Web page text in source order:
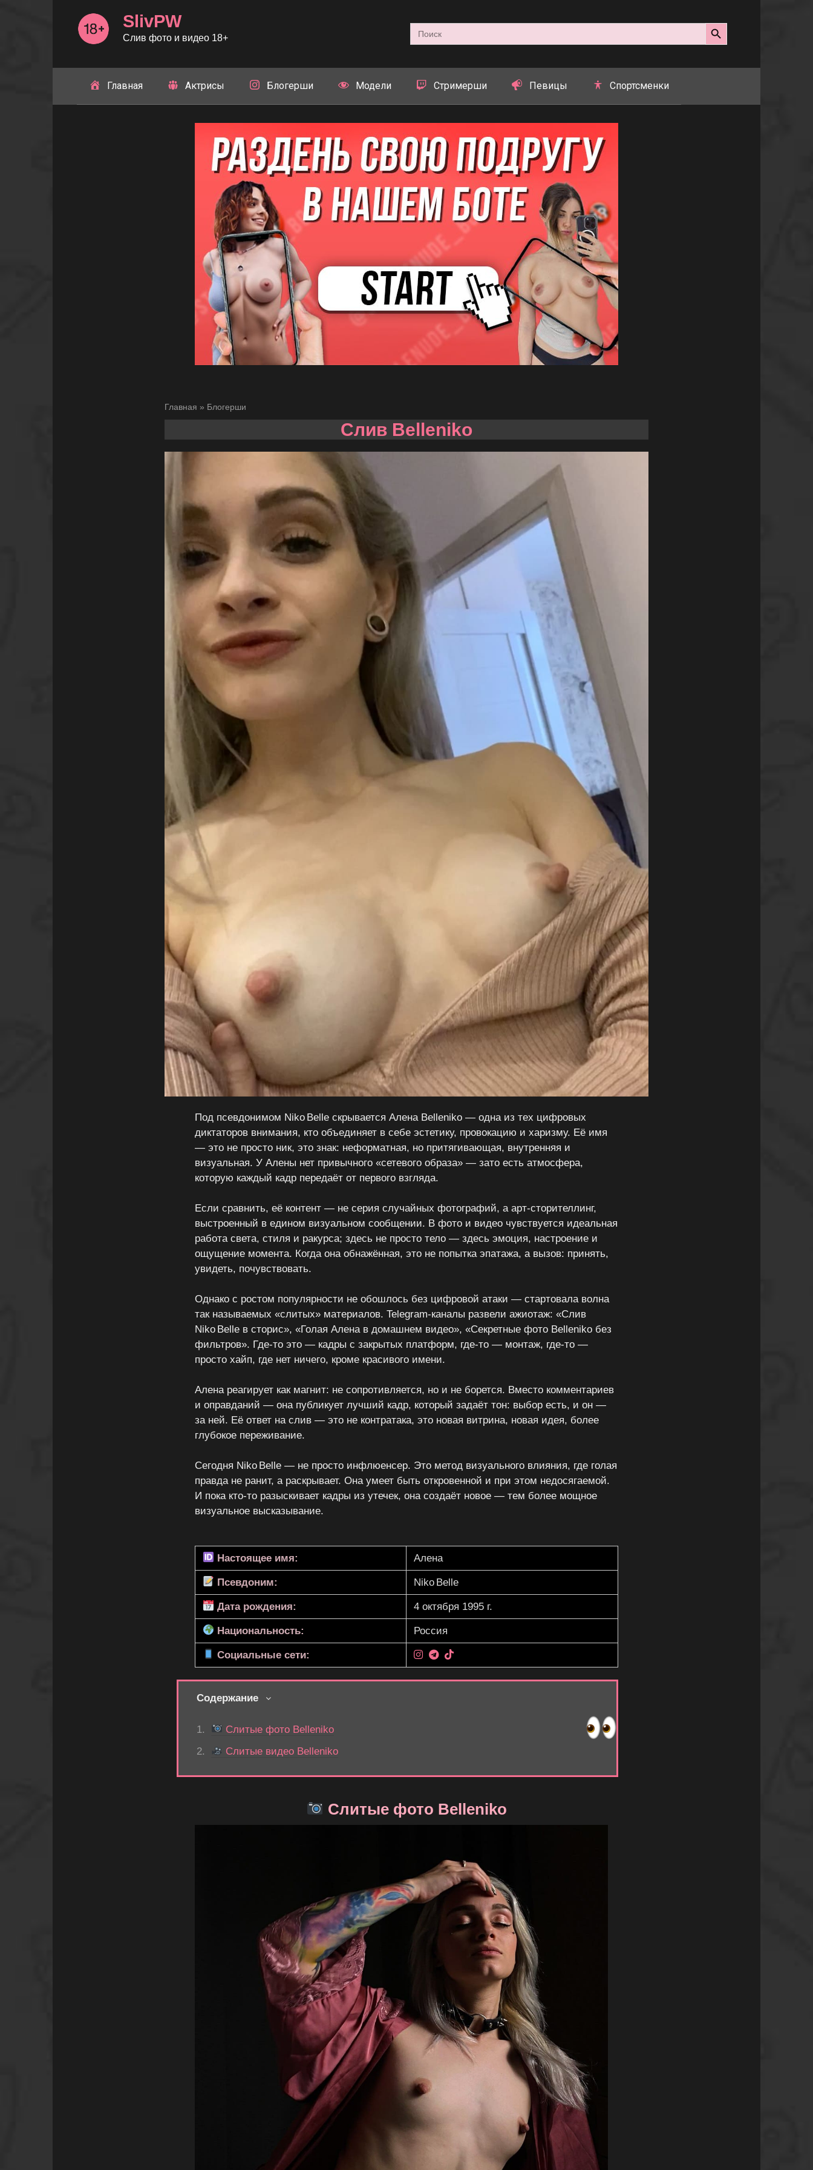
SlivPW
Слив фото и видео 18+
Search
for:
Search Button
Главная Актрисы Блогерши Модели Стримерши Певицы Спортсменки
Главная » Блогерши
Слив Belleniko
Под псевдонимом Niko Belle скрывается Алена Belleniko — одна из тех цифровых
диктаторов внимания, кто объединяет в себе эстетику, провокацию и харизму. Её имя
— это не просто ник, это знак: неформатная, но притягивающая, внутренняя и
визуальная. У Aлены нет привычного «сетевого образа» — зато есть атмосфера,
которую каждый кадр передаёт от первого взгляда.
Если сравнить, её контент — не серия случайных фотографий, а арт-сторителлинг,
выстроенный в едином визуальном сообщении. В фото и видео чувствуется идеальная
работа света, стиля и ракурса; здесь не просто тело — здесь эмоция, настроение и
ощущение момента. Когда она обнажённая, это не попытка эпатажа, а вызов: принять,
увидеть, почувствовать.
Однако с ростом популярности не обошлось без цифровой атаки — стартовала волна
так называемых «слитых» материалов. Telegram-каналы развели ажиотаж: «Слив
Niko Belle в сторис», «Голая Алена в домашнем видео», «Секретные фото Belleniko без
фильтров». Где-то это — кадры с закрытых платформ, где-то — монтаж, где-то —
просто хайп, где нет ничего, кроме красивого имени.
Алена реагирует как магнит: не сопротивляется, но и не борется. Вместо комментариев
и оправданий — она публикует лучший кадр, который задаёт тон: выбор есть, и он —
за ней. Её ответ на слив — это не контратака, это новая витрина, новая идея, более
глубокое переживание.
Сегодня Niko Belle — не просто инфлюенсер. Это метод визуального влияния, где голая
правда не ранит, а раскрывает. Она умеет быть откровенной и при этом недосягаемой.
И пока кто-то разыскивает кадры из утечек, она создаёт новое — тем более мощное
визуальное высказывание.
Настоящее имя: Алена
Псевдоним: Niko Belle
Дата рождения: 4 октября 1995 г.
Национальность: Россия
Социальные сети:
Содержание
Слитые фото Belleniko
Слитые видео Belleniko
Слитые фото Belleniko